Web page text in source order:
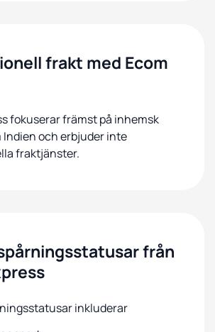
frakt med Ecom
fokuserar främst på inhemsk
Indien och erbjuder inte
fraktjänster.
från
inkluderar